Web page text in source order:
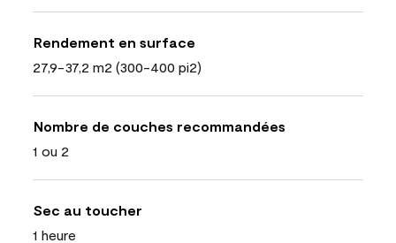
Rendement en surface
27,9-37,2 m2 (300-400 pi2)
Nombre de couches recommandées
1 ou 2
Sec au toucher
1 heure